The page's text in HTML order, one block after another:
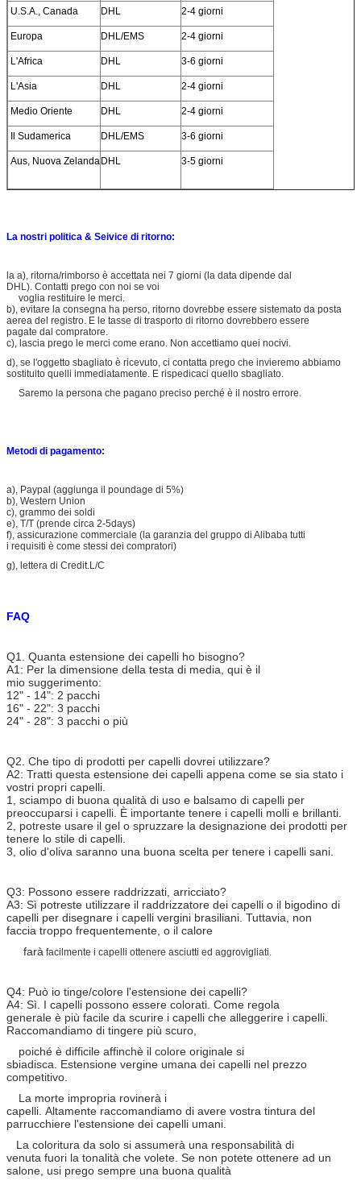
U.S.A., Canada DHL 2-4 giorni
Europa DHL/EMS 2-4 giorni
L'Africa DHL 3-6 giorni
L'Asia DHL 2-4 giorni
Medio Oriente DHL 2-4 giorni
Il Sudamerica DHL/EMS 3-6 giorni
Aus, Nuova ZelandaDHL 3-5 giorni
La nostri politica & Seivice di ritorno:
la a), ritorna/rimborso è accettata nei 7 giorni (la data dipende dal
DHL). Contatti prego con noi se voi
voglia restituire le merci.
b), evitare la consegna ha perso, ritorno dovrebbe essere sistemato da posta
aerea del registro. E le tasse di trasporto di ritorno dovrebbero essere
pagate dal compratore.
c), lascia prego le merci come erano. Non accettiamo quei nocivi.
d), se l'oggetto sbagliato è ricevuto, ci contatta prego che invieremo abbiamo
sostituito quelli immediatamente. E rispedicaci quello sbagliato.
Saremo la persona che pagano preciso perché è il nostro errore.
Metodi di pagamento:
a), Paypal (aggiunga il poundage di 5%)
b), Western Union
c), grammo dei soldi
e), T/T (prende circa 2-5days)
f), assicurazione commerciale (la garanzia del gruppo di Alibaba tutti
i requisiti è come stessi dei compratori)
g), lettera di Credit.L/C
FAQ
Q1. Quanta estensione dei capelli ho bisogno?
A1: Per la dimensione della testa di media, qui è il
mio suggerimento:
12" - 14": 2 pacchi
16" - 22": 3 pacchi
24" - 28": 3 pacchi o più
Q2. Che tipo di prodotti per capelli dovrei utilizzare?
A2: Tratti questa estensione dei capelli appena come se sia stato i
vostri propri capelli.
1, sciampo di buona qualità di uso e balsamo di capelli per
preoccuparsi i capelli. È importante tenere i capelli molli e brillanti.
2, potreste usare il gel o spruzzare la designazione dei prodotti per
tenere lo stile di capelli.
3, olio d'oliva saranno una buona scelta per tenere i capelli sani.
Q3: Possono essere raddrizzati, arricciato?
A3: Sì potreste utilizzare il raddrizzatore dei capelli o il bigodino di
capelli per disegnare i capelli vergini brasiliani. Tuttavia, non
faccia troppo frequentemente, o il calore
farà facilmente i capelli ottenere asciutti ed aggrovigliati.
Q4: Può io tinge/colore l'estensione dei capelli?
A4: Sì. I capelli possono essere colorati. Come regola
generale è più facile da scurire i capelli che alleggerire i capelli.
Raccomandiamo di tingere più scuro,
poiché è difficile affinchè il colore originale si
sbiadisca. Estensione vergine umana dei capelli nel prezzo
competitivo.
La morte impropria rovinerà i
capelli. Altamente raccomandiamo di avere vostra tintura del
parrucchiere l'estensione dei capelli umani.
La coloritura da solo si assumerà una responsabilità di
venuta fuori la tonalità che volete. Se non potete ottenere ad un
salone, usi prego sempre una buona qualità